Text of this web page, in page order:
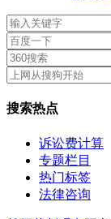
搜索热点
诉讼费计算
专题栏目
热门标签
法律咨询